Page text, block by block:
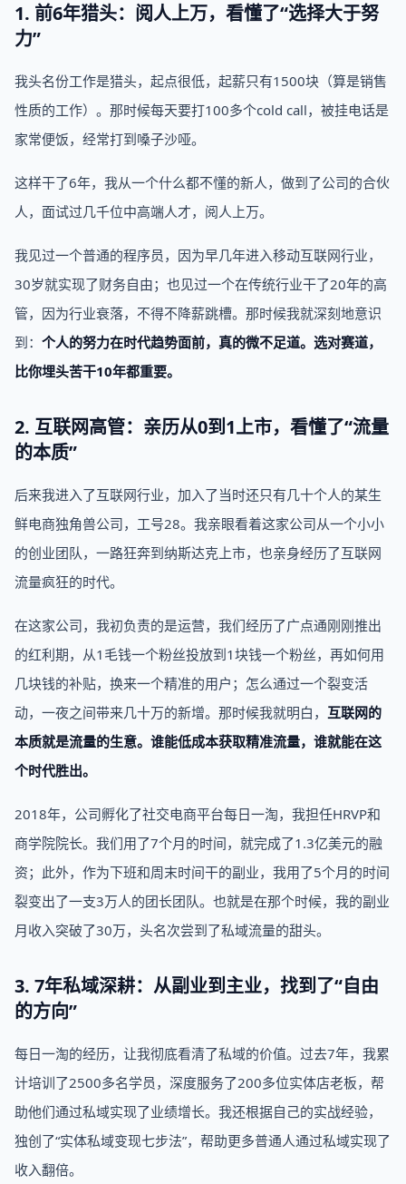
1. 前6年猎头：阅人上万，看懂了“选择大于努
力”
我头名份工作是猎头，起点很低，起薪只有1500块（算是销售
性质的工作）。那时候每天要打100多个cold call，被挂电话是
家常便饭，经常打到嗓子沙哑。
这样干了6年，我从一个什么都不懂的新人，做到了公司的合伙
人，面试过几千位中高端人才，阅人上万。
我见过一个普通的程序员，因为早几年进入移动互联网行业，
30岁就实现了财务自由；也见过一个在传统行业干了20年的高
管，因为行业衰落，不得不降薪跳槽。那时候我就深刻地意识
到： 个人的努力在时代趋势面前，真的微不足道。选对赛道，
比你埋头苦干10年都重要。
2. 互联网高管：亲历从0到1上市，看懂了“流量
的本质”
后来我进入了互联网行业，加入了当时还只有几十个人的某生
鲜电商独角兽公司，工号28。我亲眼看着这家公司从一个小小
的创业团队，一路狂奔到纳斯达克上市，也亲身经历了互联网
流量疯狂的时代。
在这家公司，我初负责的是运营，我们经历了广点通刚刚推出
的红利期，从1毛钱一个粉丝投放到1块钱一个粉丝，再如何用
几块钱的补贴，换来一个精准的用户；怎么通过一个裂变活
动，一夜之间带来几十万的新增。那时候我就明白， 互联网的
本质就是流量的生意。谁能低成本获取精准流量，谁就能在这
个时代胜出。
2018年，公司孵化了社交电商平台每日一淘，我担任HRVP和
商学院院长。我们用了7个月的时间，就完成了1.3亿美元的融
资；此外，作为下班和周末时间干的副业，我用了5个月的时间
裂变出了一支3万人的团长团队。也就是在那个时候，我的副业
月收入突破了30万，头名次尝到了私域流量的甜头。
3. 7年私域深耕：从副业到主业，找到了“自由
的方向”
每日一淘的经历，让我彻底看清了私域的价值。过去7年，我累
计培训了2500多名学员，深度服务了200多位实体店老板，帮
助他们通过私域实现了业绩增长。我还根据自己的实战经验，
独创了“实体私域变现七步法”，帮助更多普通人通过私域实现了
收入翻倍。